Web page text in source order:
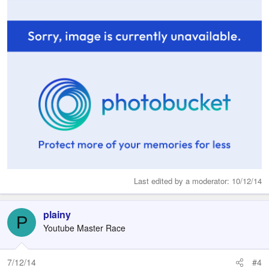
Last edited by a moderator: 10/12/14
P plainy
Youtube Master Race
7/12/14 #4